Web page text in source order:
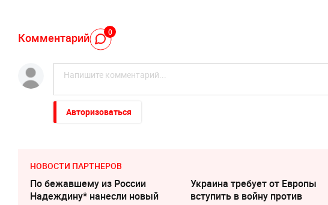
Комментарий 0
Авторизоваться
НОВОСТИ ПАРТНЕРОВ
По бежавшему из России
Надеждину* нанесли новый
Украина требует от Европы
вступить в войну против